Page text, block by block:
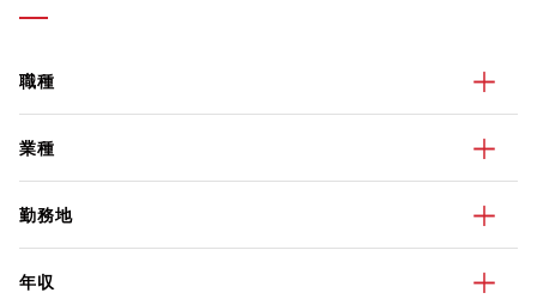
職種
業種
勤務地
年収